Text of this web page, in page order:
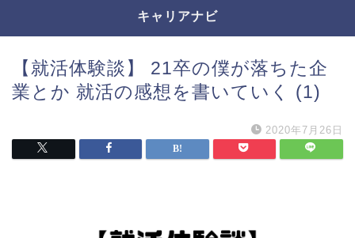
キャリアナビ
【就活体験談】 21卒の僕が落ちた企
業とか 就活の感想を書いていく (1)
2020年7月26日